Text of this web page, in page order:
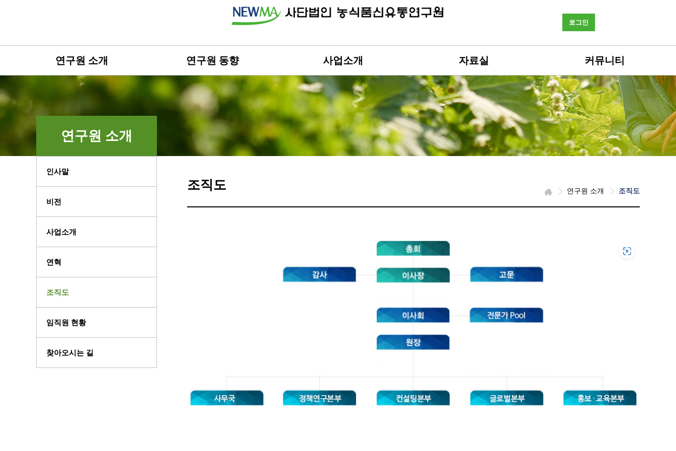
로그인
연구원 소개 연구원 동향 사업소개 자료실 커뮤니티
연구원 소개
인사말
비전
사업소개
연혁
조직도
임직원 현황
찾아오시는 길
조직도 연구원 소개 조직도